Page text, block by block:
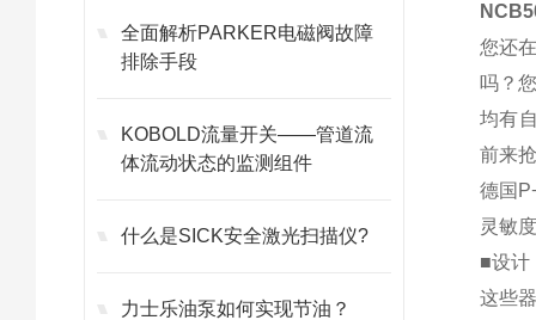
全面解析PARKER电磁阀故障
排除手段
KOBOLD流量开关——管道流
体流动状态的监测组件
什么是SICK安全激光扫描仪?
力士乐油泵如何实现节油？
您还
吗？
均有
前来
德国
灵敏
■设计
这些